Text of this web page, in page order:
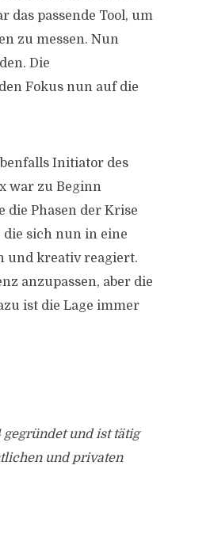
passende Tool, um
zu messen. Nun
Die
Fokus nun auf die
Initiator des
war zu Beginn
Phasen der Krise
die sich nun in eine
und kreativ reagiert.
anzupassen, aber die
ist die Lage immer
und ist tätig
und privaten